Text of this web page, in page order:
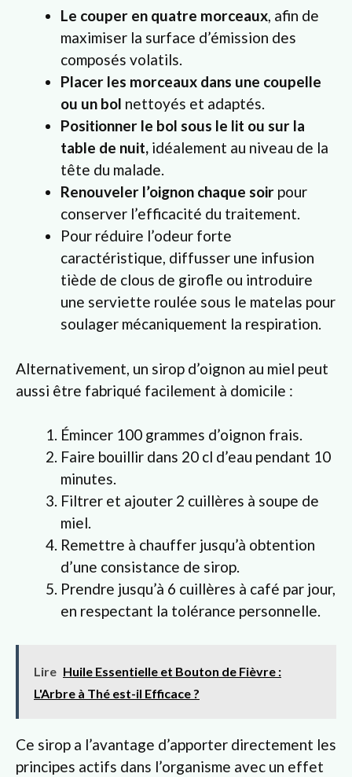
Le couper en quatre morceaux, afin de
maximiser la surface d’émission des
composés volatils.
Placer les morceaux dans une coupelle
ou un bol nettoyés et adaptés.
Positionner le bol sous le lit ou sur la
table de nuit, idéalement au niveau de la
tête du malade.
Renouveler l’oignon chaque soir pour
conserver l’efficacité du traitement.
Pour réduire l’odeur forte
caractéristique, diffusser une infusion
tiède de clous de girofle ou introduire
une serviette roulée sous le matelas pour
soulager mécaniquement la respiration.
Alternativement, un sirop d’oignon au miel peut
aussi être fabriqué facilement à domicile :
Émincer 100 grammes d’oignon frais.
Faire bouillir dans 20 cl d’eau pendant 10
minutes.
Filtrer et ajouter 2 cuillères à soupe de
miel.
Remettre à chauffer jusqu’à obtention
d’une consistance de sirop.
Prendre jusqu’à 6 cuillères à café par jour,
en respectant la tolérance personnelle.
Lire Huile Essentielle et Bouton de Fièvre :
L'Arbre à Thé est-il Efficace ?
Ce sirop a l’avantage d’apporter directement les
principes actifs dans l’organisme avec un effet